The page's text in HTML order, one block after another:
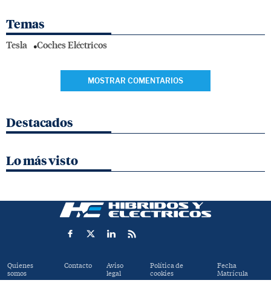
Temas
Tesla Coches Eléctricos
MOSTRAR COMENTARIOS
Destacados
Lo más visto
Quienes
somos
Contacto Aviso
legal
Política de
cookies
Fecha
Matrícula